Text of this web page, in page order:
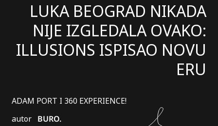
LUKA BEOGRAD NIKADA
NIJE IZGLEDALA OVAKO:
ILLUSIONS ISPISAO NOVU
ERU
ADAM PORT I 360 EXPERIENCE!
autor BURO.